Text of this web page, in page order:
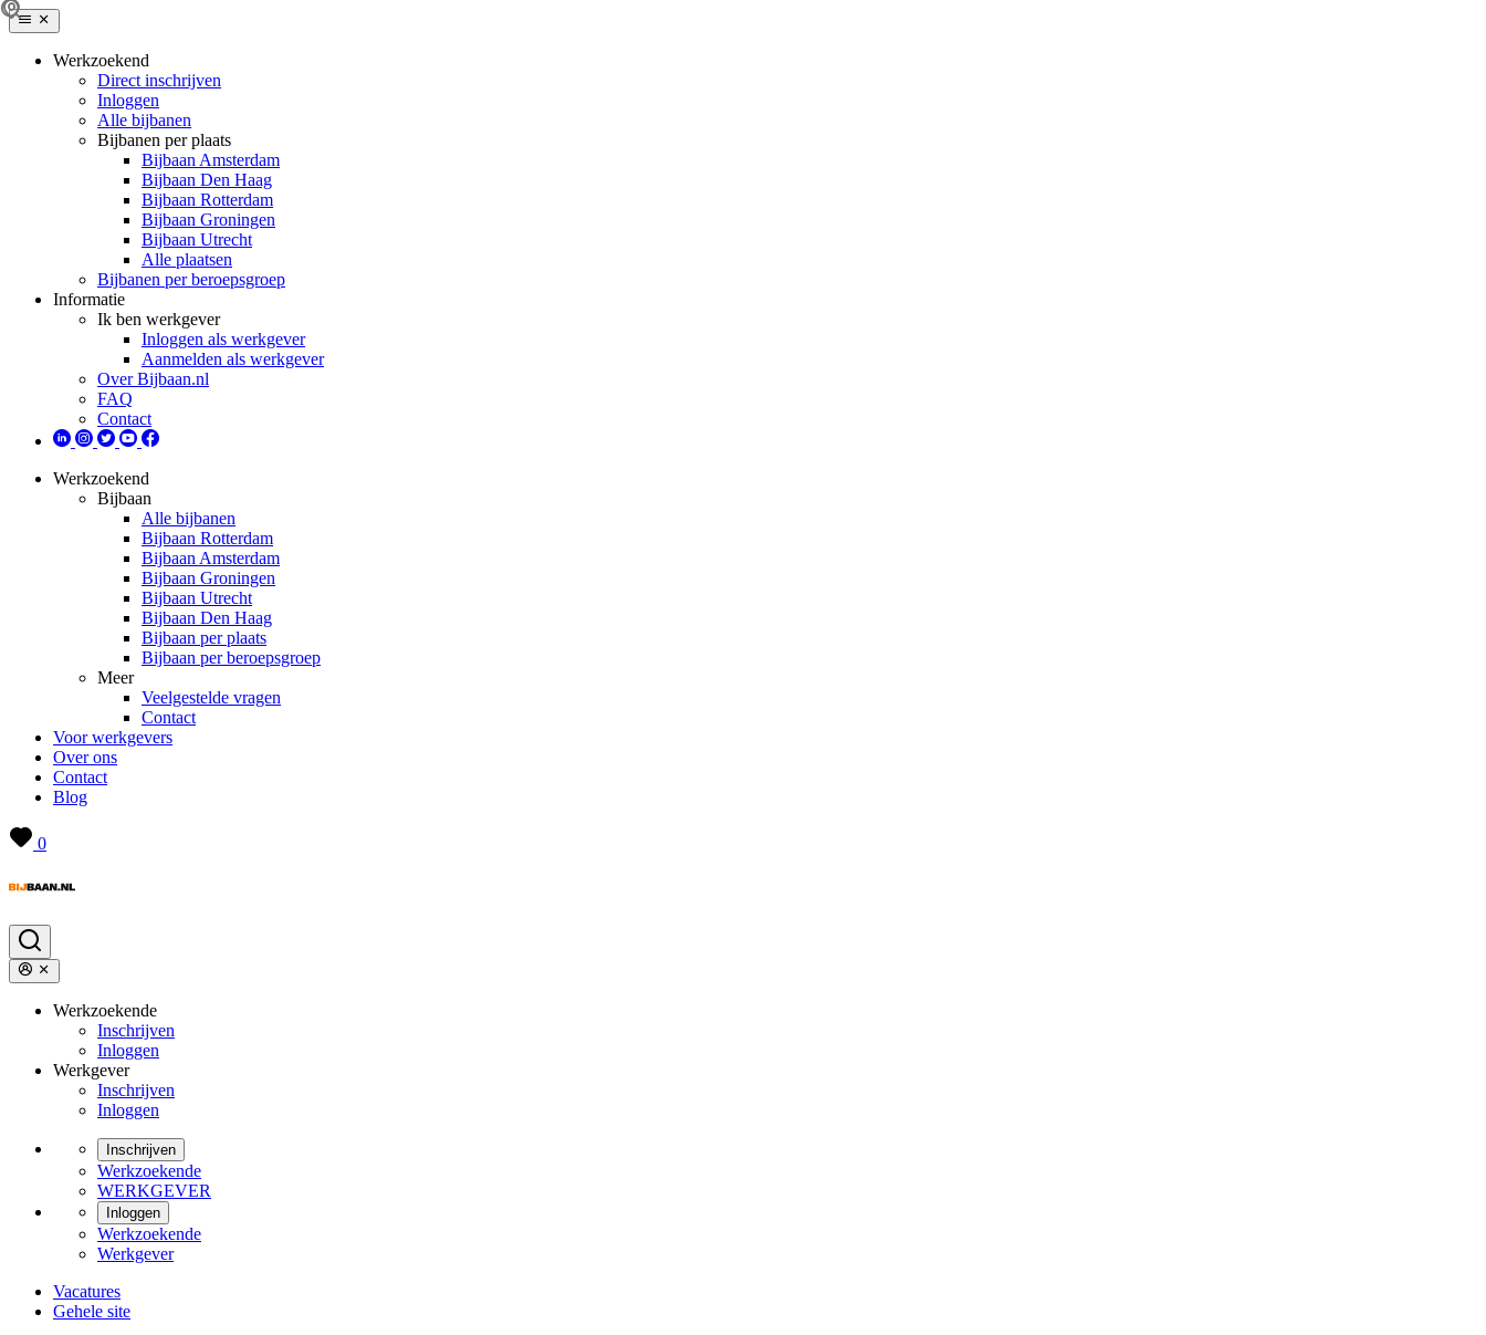
Werkzoekend
Direct inschrijven
Inloggen
Alle bijbanen
Bijbanen per plaats
Bijbaan Amsterdam
Bijbaan Den Haag
Bijbaan Rotterdam
Bijbaan Groningen
Bijbaan Utrecht
Alle plaatsen
Bijbanen per beroepsgroep
Informatie
Ik ben werkgever
Inloggen als werkgever
Aanmelden als werkgever
Over Bijbaan.nl
FAQ
Contact
Werkzoekend
Bijbaan
Alle bijbanen
Bijbaan Rotterdam
Bijbaan Amsterdam
Bijbaan Groningen
Bijbaan Utrecht
Bijbaan Den Haag
Bijbaan per plaats
Bijbaan per beroepsgroep
Meer
Veelgestelde vragen
Contact
Voor werkgevers
Over ons
Contact
Blog
0
Werkzoekende
Inschrijven
Inloggen
Werkgever
Inschrijven
Inloggen
Inschrijven
Werkzoekende
WERKGEVER
Inloggen
Werkzoekende
Werkgever
Vacatures
Gehele site